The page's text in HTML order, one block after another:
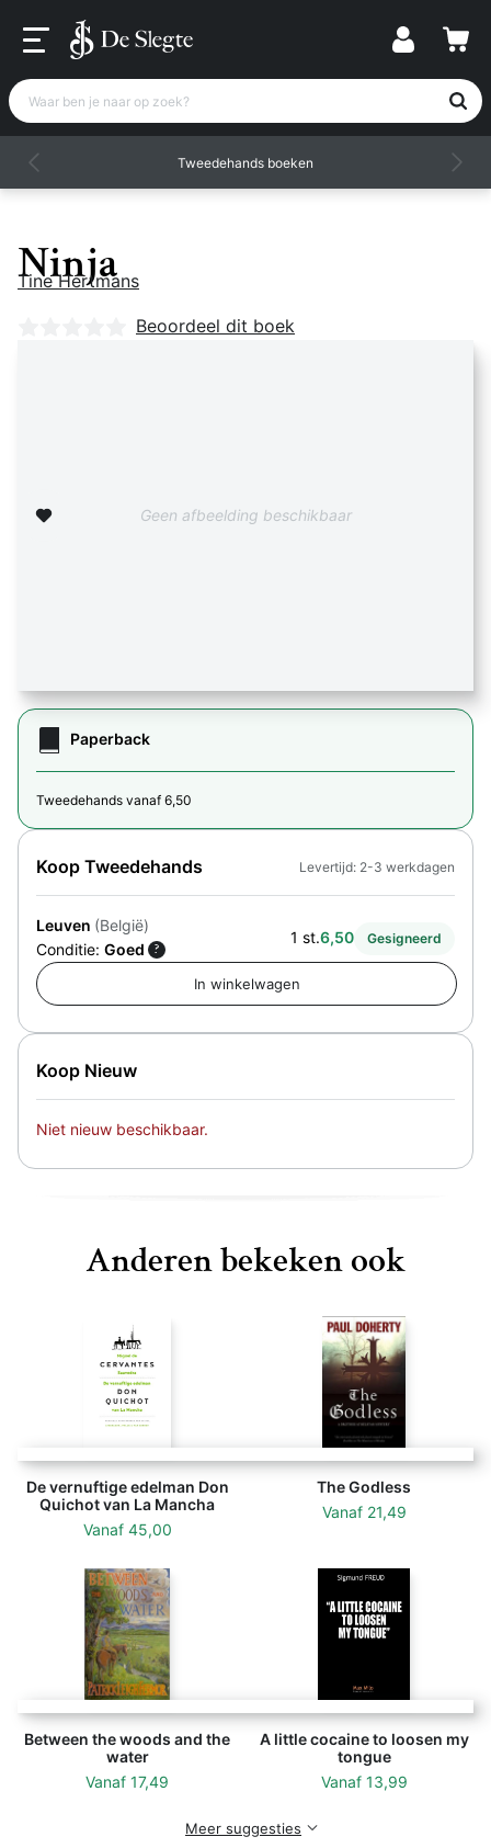
Waar ben je naar op zoek?
Tweedehands boeken
Ninja
Tine Hertmans
Nog geen beoordelingen
Beoordeel dit boek
Geen afbeelding beschikbaar
Paperback
Tweedehands vanaf 6,50
Koop Tweedehands
Leuven (België)
Conditie: Goed ?
1 st.6,50 Gesigneerd
Levertijd: 2-3 werkdagen
Koop Nieuw
Niet nieuw beschikbaar.
Anderen bekeken ook
De vernuftige edelman Don
Quichot van La Mancha
Vanaf 45,00
The Godless
Vanaf 21,49
Between the woods and the
water
Vanaf 17,49
A little cocaine to loosen my
tongue
Vanaf 13,99
Meer suggesties